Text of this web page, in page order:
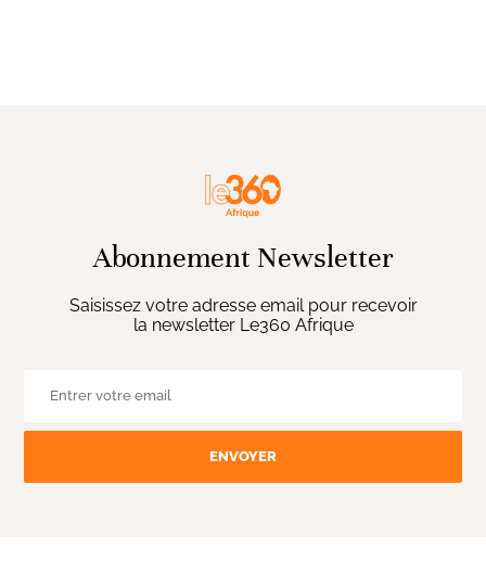
Abonnement Newsletter
Saisissez votre adresse email pour recevoir
la newsletter Le360 Afrique
ENVOYER